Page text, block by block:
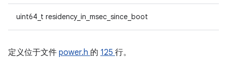
uint64_t residency_in_msec_since_boot
定义位于文件 power.h 的 125 行。